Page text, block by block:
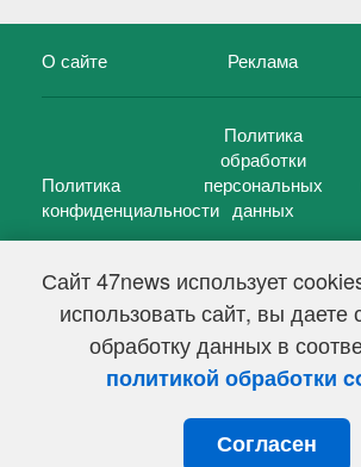
Сайт 47news использует
использовать сайт, вы даете
обработку данных в
политикой обработки
Согласен
О сайте Реклама
Политика
конфиденциальности
Политика
обработки
персональных
данных
47 новостей (47 news)2005 — 2026 г.
Свидетельство о регистрации СМИ Эл № ФС
Федеральной службой по надзору в сфере
информационных технологий и массовых